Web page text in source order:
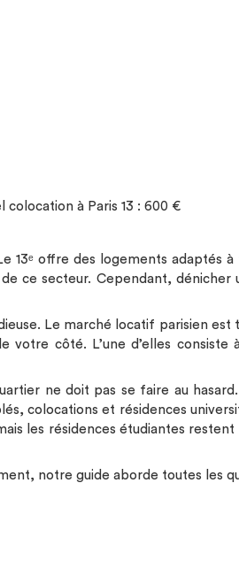
à Paris 13 : 600 €
13ᵉ offre des logements adaptés
ce secteur. Cependant, dénicher
Le marché locatif parisien est
votre côté. L’une d’elles
ne doit pas se faire au
colocations et résidences
les résidences étudiantes
notre guide aborde toutes les